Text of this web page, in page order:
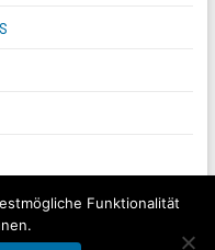
|Impressum
Funktionalität